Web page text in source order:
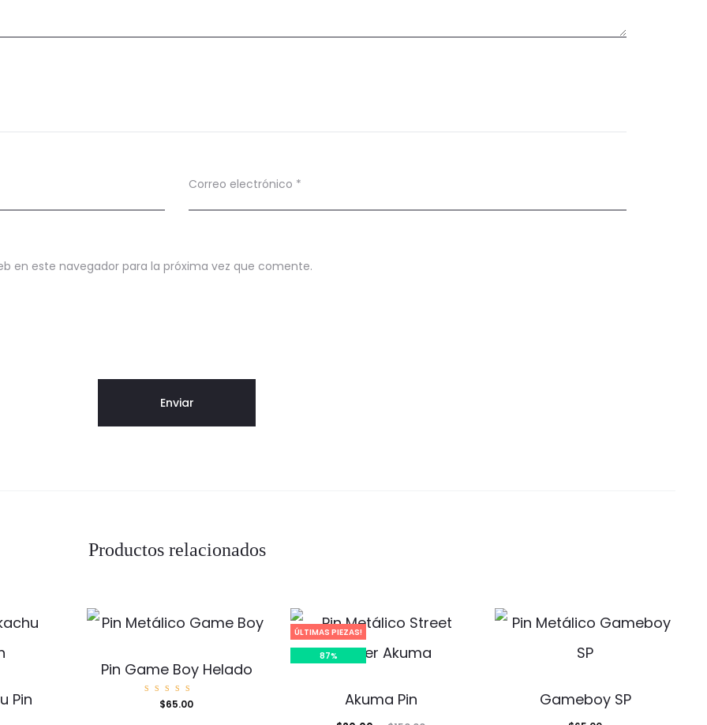
Correo electrónico *
en este navegador para la próxima vez que comente.
Productos relacionados
Pin
Pin Game Boy Helado
Valorad
o con
$65.00
ÚLTIMAS PIEZAS!
87%
Akuma Pin Gameboy SP